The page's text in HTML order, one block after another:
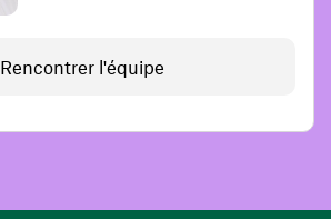
Rencontrer l'équipe